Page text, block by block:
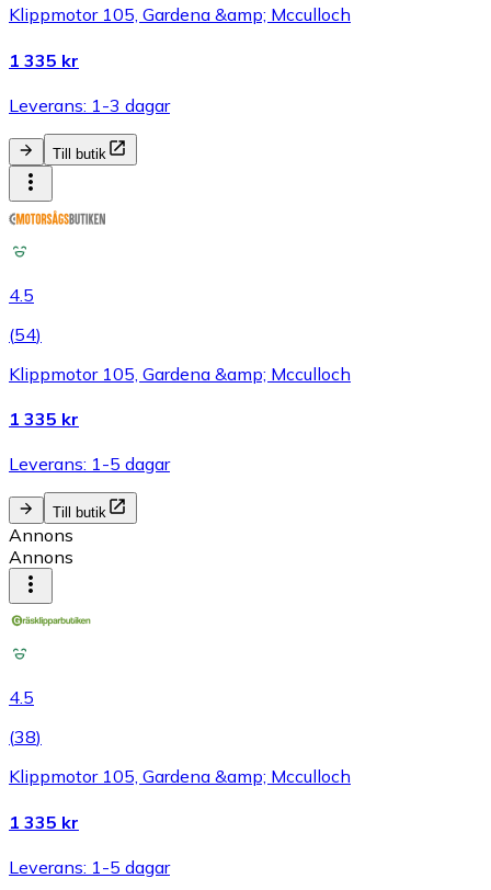
Klippmotor 105, Gardena &amp; Mcculloch
1 335 kr
Leverans: 1-3 dagar
Till butik
4.5
(54)
Klippmotor 105, Gardena &amp; Mcculloch
1 335 kr
Leverans: 1-5 dagar
Till butik
Annons
Annons
4.5
(38)
Klippmotor 105, Gardena &amp; Mcculloch
1 335 kr
Leverans: 1-5 dagar